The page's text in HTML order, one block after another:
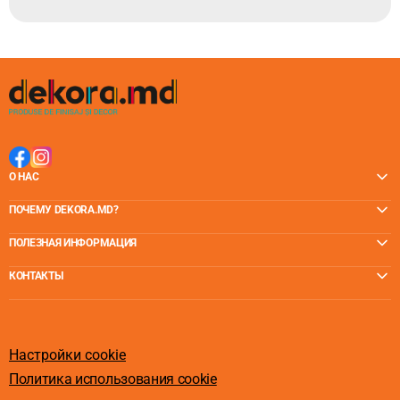
Выбирайте наиболее подходящий для предметов
интерьера (люстры, текстиль, мебель) цвет.
Обычно для формирования набора карниза,
каждое соединение дополнительным кронштейном.
О НАС
ПОЧЕМУ DEKORA.MD?
ПОЛЕЗНАЯ ИНФОРМАЦИЯ
КОНТАКТЫ
Настройки cookie
Политика использования cookie